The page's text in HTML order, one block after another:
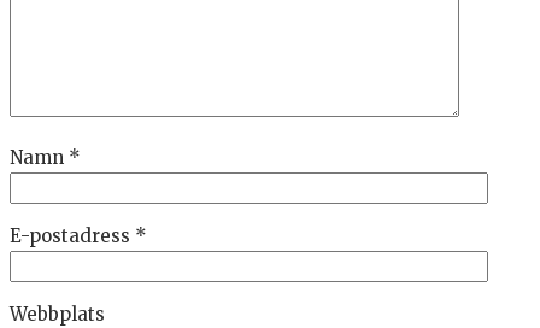
Namn *
E-postadress *
Webbplats